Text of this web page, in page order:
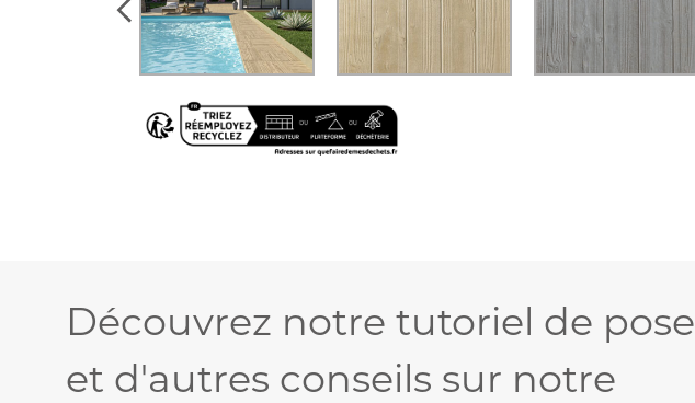
Découvrez notre tutoriel de pose
et d'autres conseils sur notre